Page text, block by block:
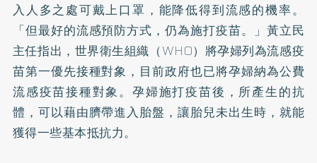
入人多之處可戴上口罩，能降低得到流感的機率。
「但最好的流感預防方式，仍為施打疫苗。」黃立民
主任指出，世界衛生組織（WHO）將孕婦列為流感疫
苗第一優先接種對象，目前政府也已將孕婦納為公費
流感疫苗接種對象。孕婦施打疫苗後，所產生的抗
體，可以藉由臍帶進入胎盤，讓胎兒未出生時，就能
獲得一些基本抵抗力。